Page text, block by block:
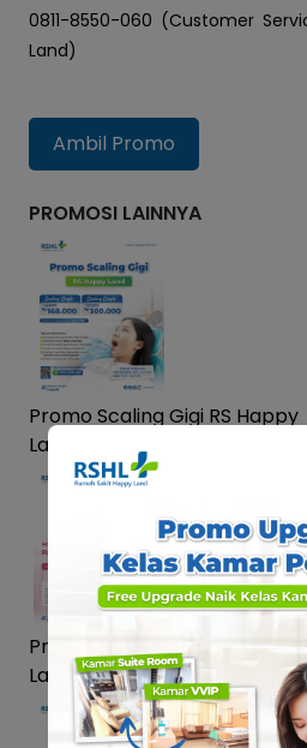
0811-8550-060 (Customer
Land)
Ambil Promo
PROMOSI LAINNYA
Promo Scaling Gigi RS Happy
Land Medical Centre
Promo Papsmear RS Happy
Land